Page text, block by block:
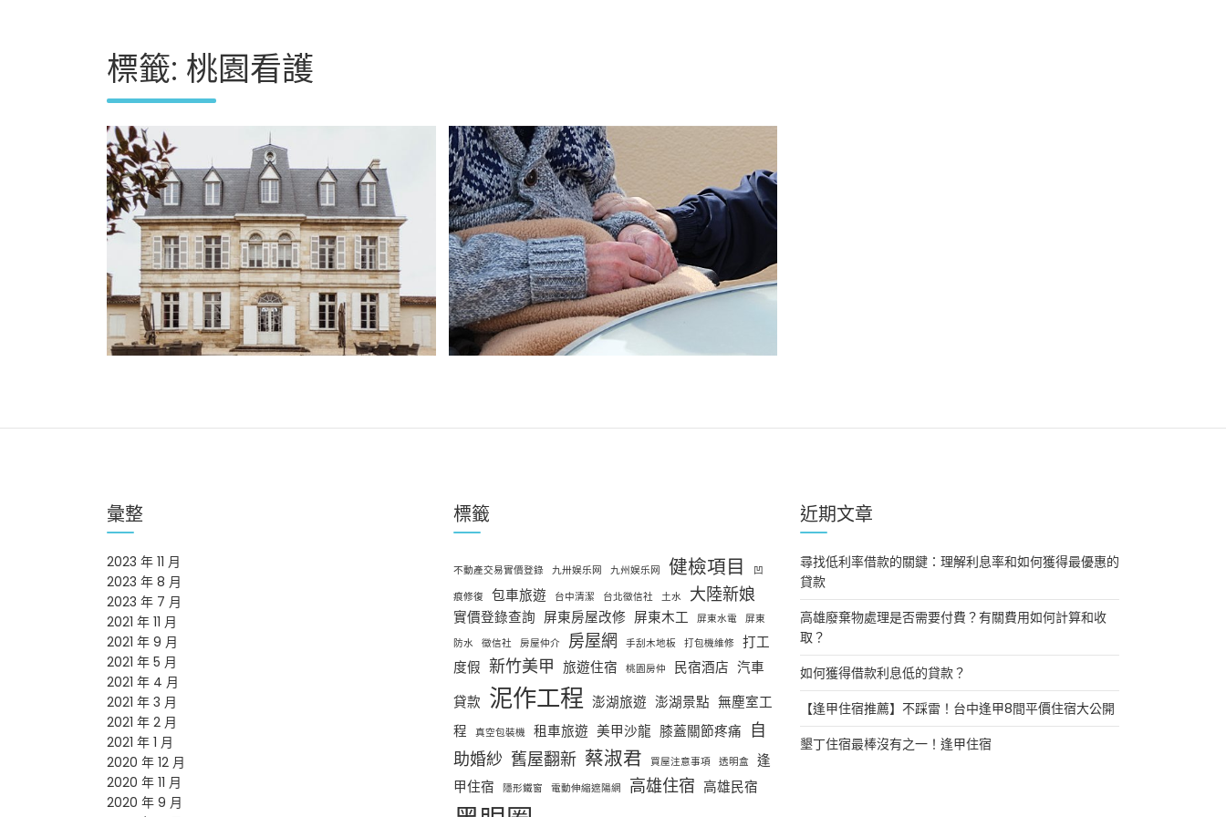
標籤: 桃園看護
彙整
2023 年 11 月
2023 年 8 月
2023 年 7 月
2021 年 11 月
2021 年 9 月
2021 年 5 月
2021 年 4 月
2021 年 3 月
2021 年 2 月
2021 年 1 月
2020 年 12 月
2020 年 11 月
2020 年 9 月
標籤
不動產交易實價登錄 九卅娱乐网 九州娱乐网 健檢項目
凹
痕修復
包車旅遊 台中清潔 台北徵信社 土水 大陸新娘
實價登錄查詢 屏東房屋改修 屏東木工 屏東水電 屏東
防水 徵信社 房屋仲介 房屋網 手刮木地板 打包機維修 打工
度假 新竹美甲 旅遊住宿 桃園房仲 民宿酒店 汽車
貸款 泥作工程 澎湖旅遊 澎湖景點 無塵室工
程
真空包裝機 租車旅遊 美甲沙龍 膝蓋關節疼痛
自
助婚紗 舊屋翻新 蔡淑君 買屋注意事項 透明盒
逢
甲住宿
隱形鐵窗 電動伸縮遮陽網 高雄住宿 高雄民宿
近期文章
尋找低利率借款的關鍵：理解利息率和如何獲得最優惠的
貸款
高雄廢棄物處理是否需要付費？有關費用如何計算和收
取？
如何獲得借款利息低的貸款？
【逢甲住宿推薦】不踩雷！台中逢甲8間平價住宿大公開
墾丁住宿最棒沒有之一！逢甲住宿